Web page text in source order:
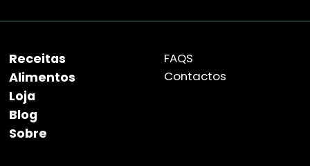
Receitas
Alimentos
Loja
Blog
Sobre
FAQS
Contactos